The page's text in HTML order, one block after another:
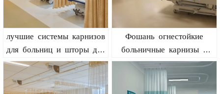
лучшие системы карнизов
для больниц и шторы для
обеспечения
конфиденциальности из
Гуанчжоу
Фошань огнестойкие
больничные карнизы и
рельсы для штор